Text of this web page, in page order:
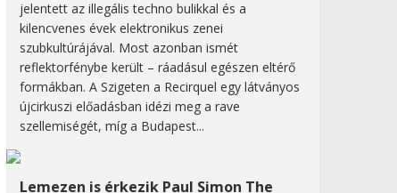
jelentett az illegális techno bulikkal és a
kilencvenes évek elektronikus zenei
szubkultúrájával. Most azonban ismét
reflektorfénybe került – ráadásul egészen eltérő
formákban. A Szigeten a Recirquel egy látványos
újcirkuszi előadásban idézi meg a rave
szellemiségét, míg a Budapest...
Lemezen is érkezik Paul Simon The